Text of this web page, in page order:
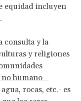
equidad incluyen
consulta y la
y religiones
humano -
rocas, etc.- es